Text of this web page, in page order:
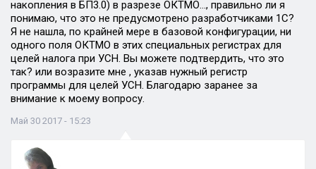
накопления в БП3.0) в разрезе ОКТМО…, правильно ли я
понимаю, что это не предусмотрено разработчиками 1С?
Я не нашла, по крайней мере в базовой конфигурации, ни
одного поля ОКТМО в этих специальных регистрах для
целей налога при УСН. Вы можете подтвердить, что это
так? или возразите мне , указав нужный регистр
программы для целей УСН. Благодарю заранее за
внимание к моему вопросу.
Май 30 2017 - 15:23